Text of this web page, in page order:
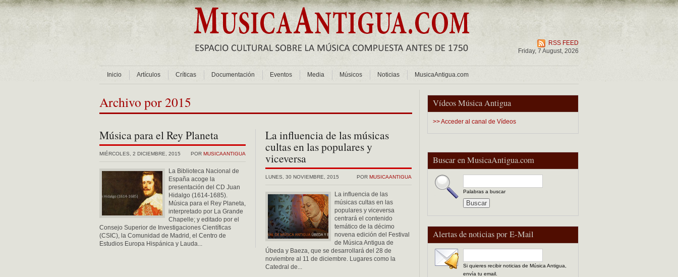
RSS FEED
Friday, 7 August, 2026
Inicio Artículos Críticas Documentación Eventos Media Músicos Noticias MusicaAntigua.com
Vídeos Música Antigua
>> Acceder al canal de Vídeos
Buscar en MusicaAntigua.com
Palabras a buscar
Alertas de noticias por E-Mail
Si quieres recibir noticias de Música Antigua,
envía tu email.
Archivo por 2015
Música para el Rey Planeta
POR MUSICAANTIGUA
MIÉRCOLES, 2 DICIEMBRE, 2015
La Biblioteca Nacional de
España acoge la
presentación del CD Juan
Hidalgo (1614-1685).
Música para el Rey Planeta,
interpretado por La Grande
Chapelle; y editado por el
Consejo Superior de Investigaciones Científicas
(CSIC), la Comunidad de Madrid, el Centro de
Estudios Europa Hispánica y Lauda...
La influencia de las músicas
cultas en las populares y
viceversa
POR MUSICAANTIGUA
LUNES, 30 NOVIEMBRE, 2015
La influencia de las
músicas cultas en las
populares y viceversa
centrará el contenido
temático de la décimo
novena edición del Festival
de Música Antigua de
Úbeda y Baeza, que se desarrollará del 28 de
noviembre al 11 de diciembre. Lugares como la
Catedral de...